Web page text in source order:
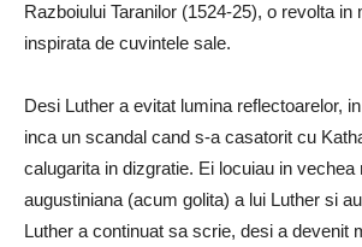
Razboiului Taranilor (1524-25), o revolta
inspirata de cuvintele sale.
Desi Luther a evitat lumina reflectoarelor,
inca un scandal cand s-a casatorit cu
calugarita in dizgratie. Ei locuiau in vechea
augustiniana (acum golita) a lui Luther si
Luther a continuat sa scrie, desi a devenit